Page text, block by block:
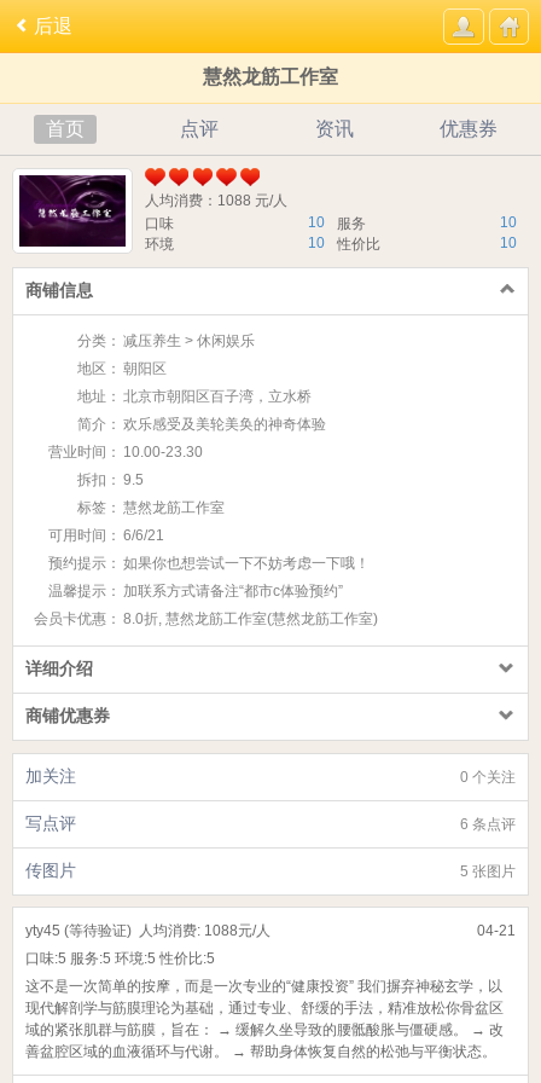
后退
慧然龙筋工作室
首页 点评 资讯 优惠券
人均消费：1088 元/人
10
口味 10
服务
10
环境 10
性价比
商铺信息
分类： 减压养生 > 休闲娱乐
地区： 朝阳区
地址： 北京市朝阳区百子湾，立水桥
简介： 欢乐感受及美轮美奂的神奇体验
营业时间： 10.00-23.30
拆扣： 9.5
标签： 慧然龙筋工作室
可用时间： 6/6/21
预约提示： 如果你也想尝试一下不妨考虑一下哦！
温馨提示： 加联系方式请备注“都市c体验预约”
会员卡优惠： 8.0折, 慧然龙筋工作室(慧然龙筋工作室)
详细介绍
商铺优惠券
0 个关注
加关注
6 条点评
写点评
5 张图片
传图片
04-21
yty45 (等待验证) 人均消费: 1088元/人
口味:5 服务:5 环境:5 性价比:5
这不是一次简单的按摩，而是一次专业的“健康投资” 我们摒弃神秘玄学，以
现代解剖学与筋膜理论为基础，通过专业、舒缓的手法，精准放松你骨盆区
域的紧张肌群与筋膜，旨在： → 缓解久坐导致的腰骶酸胀与僵硬感。 → 改
善盆腔区域的血液循环与代谢。 → 帮助身体恢复自然的松弛与平衡状态。